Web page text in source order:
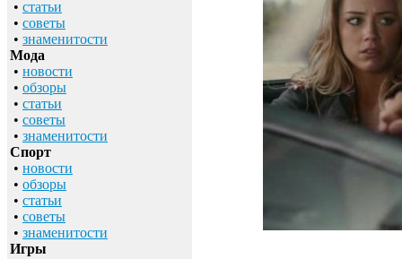
• статьи
• советы
• знаменитости
Мода
• новости
• обзоры
• статьи
• советы
• знаменитости
Спорт
• новости
• обзоры
• статьи
• советы
• знаменитости
Игры